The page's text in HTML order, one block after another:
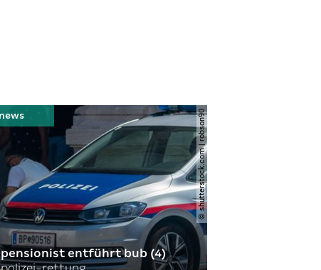
© shutterstock.com | robson90
pensionist entführt bub (4)